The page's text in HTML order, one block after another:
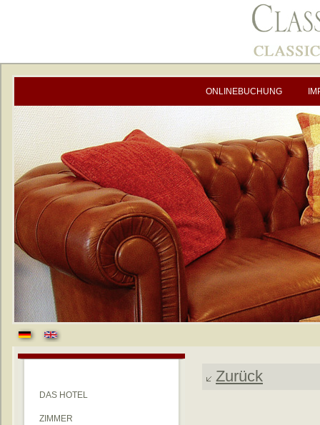
ONLINEBUCHUNG
DAS HOTEL
ZIMMER
Zurück